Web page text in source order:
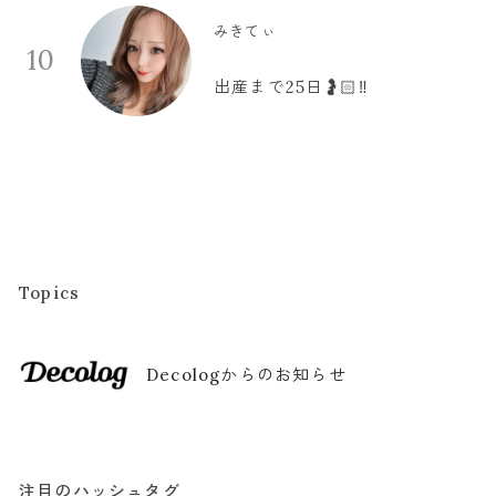
10
みきてぃ
出産まで25日🤰🏻‼️
Topics
Decologからのお知らせ
注目のハッシュタグ